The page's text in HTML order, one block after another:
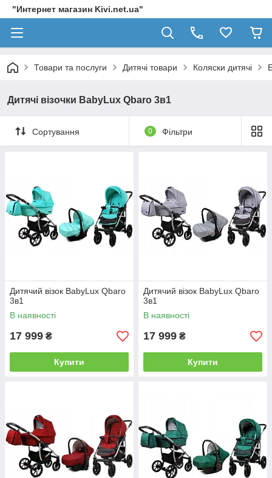
"Интернет магазин Kivi.net.ua"
Товари та послуги Дитячі товари Коляски дитячі
Дитячі візочки BabyLux Qbaro 3в1
Сортування 0 Фільтри
Дитячий візок BabyLux Qbaro
3в1
В наявності
17 999 ₴
Купити
Дитячий візок BabyLux Qbaro
3в1
В наявності
17 999 ₴
Купити